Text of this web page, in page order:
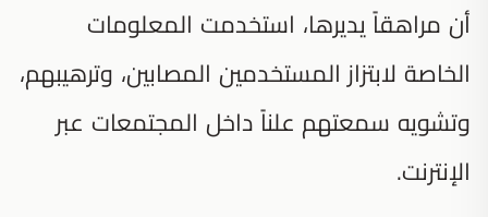
أن مراهقاً يديرها، استخدمت المعلومات
الخاصة لابتزاز المستخدمين المصابين، وترهيبهم،
وتشويه سمعتهم علناً داخل المجتمعات عبر
الإنترنت.